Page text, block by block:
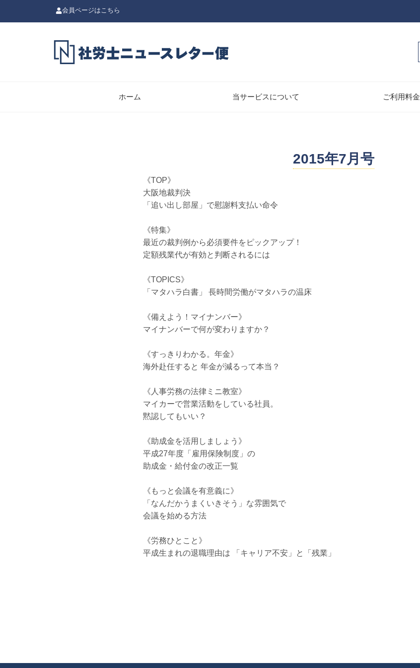
会員ページはこちら
ホーム 当サービスについて ご利用料金
2015年7月号
《TOP》
大阪地裁判決
「追い出し部屋」で慰謝料支払い命令
《特集》
最近の裁判例から必須要件をピックアップ！
定額残業代が有効と判断されるには
《TOPICS》
「マタハラ白書」 長時間労働がマタハラの温床
《備えよう！マイナンバー》
マイナンバーで何が変わりますか？
《すっきりわかる。年金》
海外赴任すると 年金が減るって本当？
《人事労務の法律ミニ教室》
マイカーで営業活動をしている社員。
黙認してもいい？
《助成金を活用しましょう》
平成27年度「雇用保険制度」の
助成金・給付金の改正一覧
《もっと会議を有意義に》
「なんだかうまくいきそう」な雰囲気で
会議を始める方法
《労務ひとこと》
平成生まれの退職理由は 「キャリア不安」と「残業」